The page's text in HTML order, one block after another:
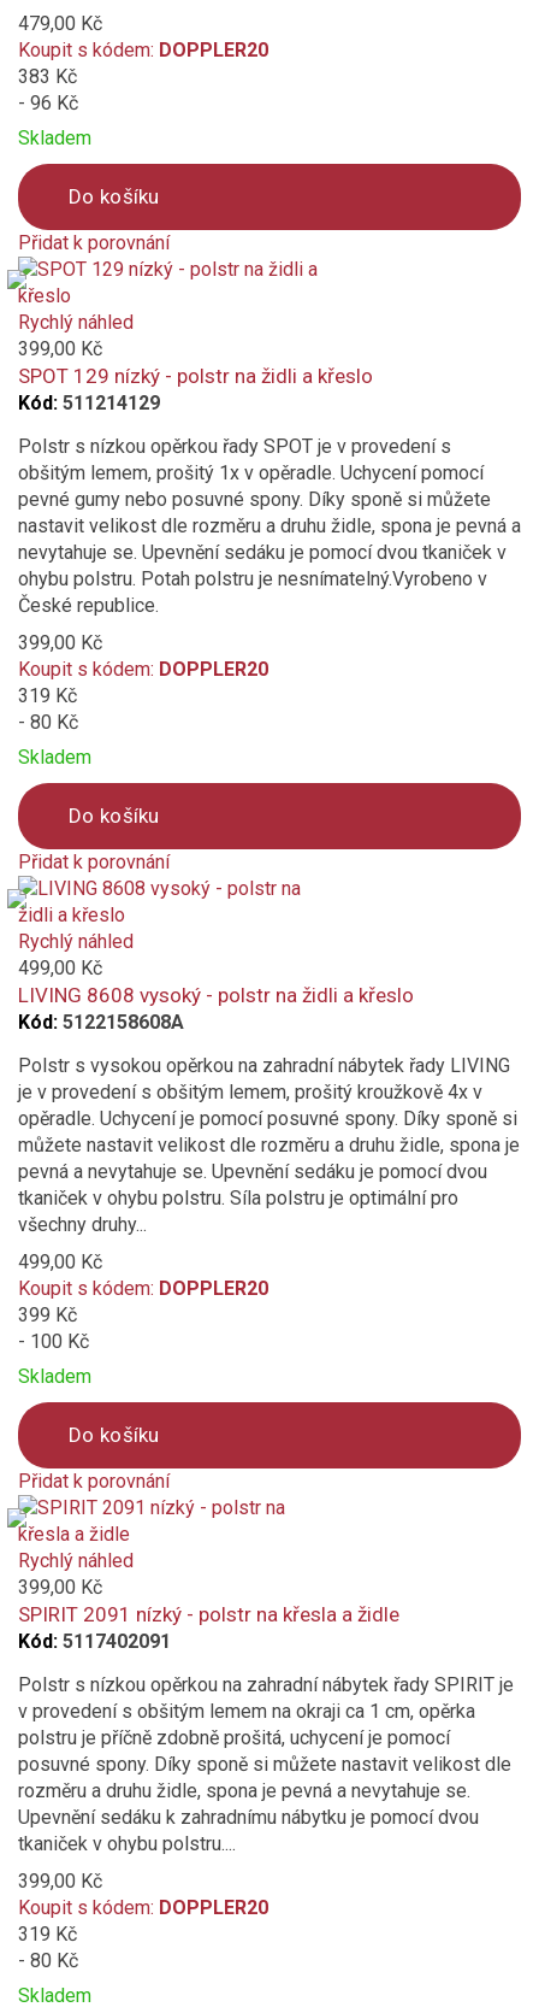
479,00 Kč
Koupit s kódem: DOPPLER20
383 Kč
- 96 Kč
Skladem
Do košíku
Přidat k porovnání
Product
is
added
to
compare
Rychlý náhled
399,00 Kč
SPOT 129 nízký - polstr na židli a křeslo
Kód: 511214129
Polstr s nízkou opěrkou řady SPOT je v provedení s
obšitým lemem, prošitý 1x v opěradle. Uchycení pomocí
pevné gumy nebo posuvné spony. Díky sponě si můžete
nastavit velikost dle rozměru a druhu židle, spona je pevná a
nevytahuje se. Upevnění sedáku je pomocí dvou tkaniček v
ohybu polstru. Potah polstru je nesnímatelný.Vyrobeno v
České republice.
399,00 Kč
Koupit s kódem: DOPPLER20
319 Kč
- 80 Kč
Skladem
Do košíku
Přidat k porovnání
Product
is
added
to
compare
Rychlý náhled
499,00 Kč
LIVING 8608 vysoký - polstr na židli a křeslo
Kód: 5122158608A
Polstr s vysokou opěrkou na zahradní nábytek řady LIVING
je v provedení s obšitým lemem, prošitý kroužkově 4x v
opěradle. Uchycení je pomocí posuvné spony. Díky sponě si
můžete nastavit velikost dle rozměru a druhu židle, spona je
pevná a nevytahuje se. Upevnění sedáku je pomocí dvou
tkaniček v ohybu polstru. Síla polstru je optimální pro
všechny druhy...
499,00 Kč
Koupit s kódem: DOPPLER20
399 Kč
- 100 Kč
Skladem
Do košíku
Přidat k porovnání
Product
is
added
to
compare
Rychlý náhled
399,00 Kč
SPIRIT 2091 nízký - polstr na křesla a židle
Kód: 5117402091
Polstr s nízkou opěrkou na zahradní nábytek řady SPIRIT je
v provedení s obšitým lemem na okraji ca 1 cm, opěrka
polstru je příčně zdobně prošitá, uchycení je pomocí
posuvné spony. Díky sponě si můžete nastavit velikost dle
rozměru a druhu židle, spona je pevná a nevytahuje se.
Upevnění sedáku k zahradnímu nábytku je pomocí dvou
tkaniček v ohybu polstru....
399,00 Kč
Koupit s kódem: DOPPLER20
319 Kč
- 80 Kč
Skladem